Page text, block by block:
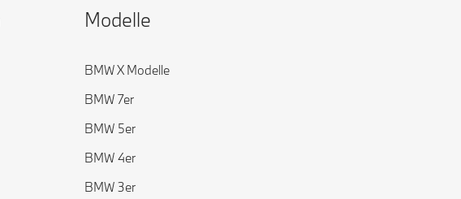
Modelle
BMW X Modelle
BMW 7er
BMW 5er
BMW 4er
BMW 3er